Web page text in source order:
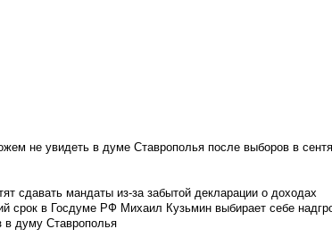
не увидеть в думе Ставрополья после выборов в
сдавать мандаты из-за забытой декларации о доходах
срок в Госдуме РФ Михаил Кузьмин выбирает себе
в думу Ставрополья